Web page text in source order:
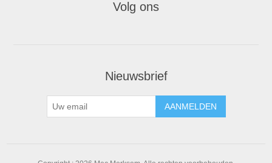
Volg ons
Nieuwsbrief